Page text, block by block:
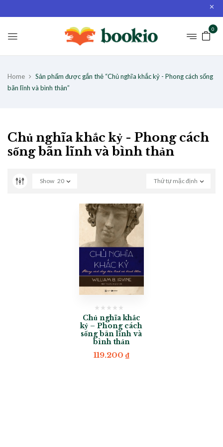
0
Home
Sản phẩm được gắn thẻ “Chủ nghĩa khắc kỷ - Phong cách sống
bãn lĩnh và bình thản”
Chủ nghĩa khắc kỷ - Phong cách
sống bãn lĩnh và bình thản
Thứ tự mặc định
Show 20
Chủ nghĩa khắc
kỷ – Phong cách
sống bãn lĩnh và
bình thản
119.200 ₫